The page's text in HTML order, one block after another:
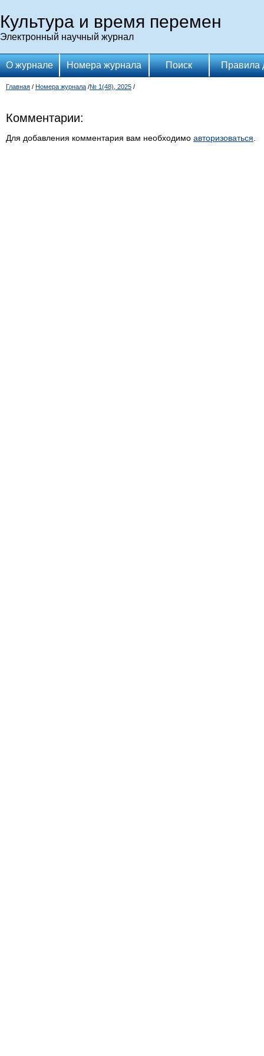
Культура и время перемен
Электронный научный журнал
О журнале Номера журнала Поиск Правила
Главная / Номера журнала /№ 1(48), 2025 /
Комментарии:
Для добавления комментария вам необходимо авторизоваться